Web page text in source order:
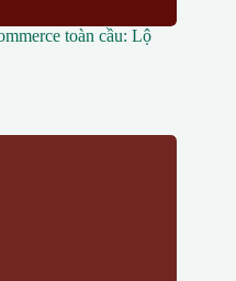
toàn cầu: Lộ